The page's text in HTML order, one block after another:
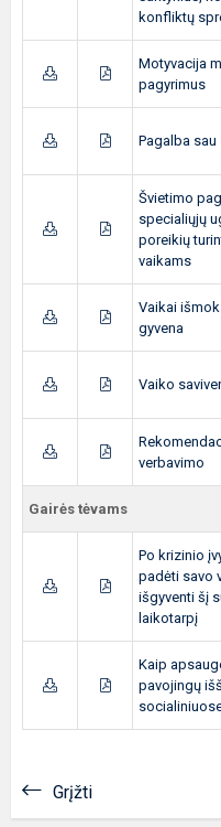
konfliktų
Motyvacija
pagyrimus
Pagalba sau
Švietimo
specialiųjų
poreikių
vaikams
Vaikai
gyvena
Vaiko
verbavimo
Gairės tėvams
Po krizinio
padėti savo
išgyventi šį
laikotarpį
Kaip
pavojingų
Grįžti